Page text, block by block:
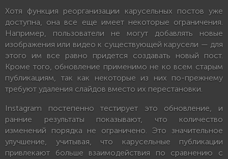
Хотя функция реорганизации карусельных постов уже
доступна, она все еще имеет некоторые ограничения.
Например, пользователи не могут добавлять новые
изображения или видео к существующей карусели — для
этого им все равно придется создавать новый пост.
Кроме того, обновление применимо не ко всем старым
публикациям, так как некоторые из них по-прежнему
требуют удаления слайдов вместо их перестановки.
Instagram постепенно тестирует это обновление, и
ранние результаты показывают, что количество
изменений порядка не ограничено. Это значительное
улучшение, учитывая, что карусельные публикации
привлекают больше взаимодействия по сравнению с